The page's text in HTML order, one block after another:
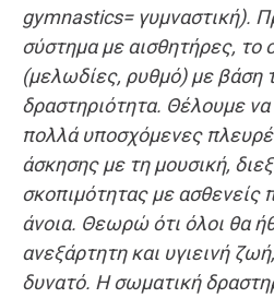
gymnastics= γυμναστική).
σύστημα με αισθητήρες, το
(μελωδίες, ρυθμό) με βάση
δραστηριότητα. Θέλουμε
πολλά υποσχόμενες
άσκησης με τη μουσική,
σκοπιμότητας με ασθενείς
άνοια. Θεωρώ ότι όλοι θα
ανεξάρτητη και υγιεινή
δυνατό. Η σωματική